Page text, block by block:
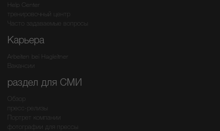
Help Center
тренировочный центр
Часто задаваемые вопросы
Карьера
Arbeiten bei Hagleitner
Вакансии
раздел для СМИ
Обзор
пресс-релизы
Портрет компании
фотографии для прессы